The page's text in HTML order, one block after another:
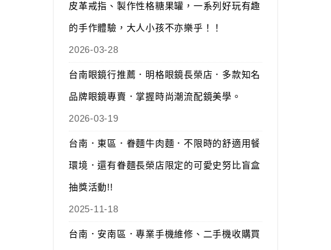
皮革戒指、製作性格糖果罐，一系列好玩有趣
的手作體驗，大人小孩不亦樂乎！！
2026-03-28
台南眼鏡行推薦．明格眼鏡長榮店．多款知名
品牌眼鏡專賣．掌握時尚潮流配鏡美學。
2026-03-19
台南．東區．眷麵牛肉麵．不限時的舒適用餐
環境．還有眷麵長榮店限定的可愛史努比盲盒
抽獎活動!!
2025-11-18
台南．安南區．專業手機維修、二手機收購買